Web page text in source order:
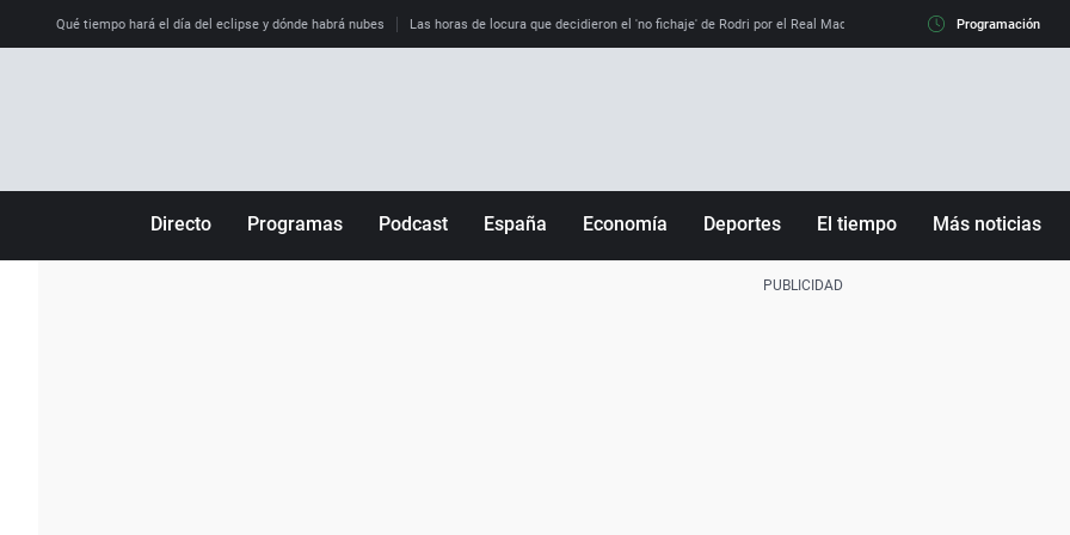
Qué tiempo hará el día del eclipse y dónde habrá nubes Las horas de locura que decidieron el 'no fichaje' de Rodri por el Real Madrid y su 'sí' al Barça La llamada
Programación
Directo Programas Podcast España Economía Deportes El tiempo Más noticias